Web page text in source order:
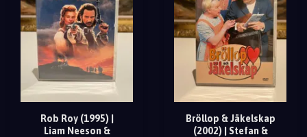
Rob Roy (1995) |
Liam Neeson &
Bröllop & Jäkelskap
(2002) | Stefan &